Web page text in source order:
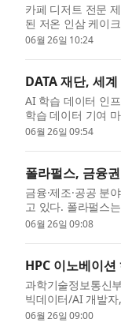
카페 디저트 전문
된 저온 인삼 케이
저...
06월 26일 10:24
DATA 재단, 세
AI 학습 데이터 인
학습 데이터 기여
06월 26일 09:54
폴라펄스, 금융
금융·제조·공공 분
고 있다. 폴라펄스
...
06월 26일 09:08
HPC 이노베이
과학기술정보통신
빅데이터/AI 개발
커...
06월 26일 09:00